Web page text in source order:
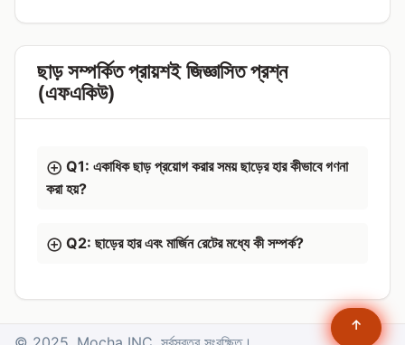
ছাড় সম্পর্কিত প্রায়শই জিজ্ঞাসিত প্রশ্ন
(এফএকিউ)
Q1: একাধিক ছাড় প্রয়োগ করার সময় ছাড়ের হার কীভাবে গণনা
করা হয়?
Q2: ছাড়ের হার এবং মার্জিন রেটের মধ্যে কী সম্পর্ক?
↑